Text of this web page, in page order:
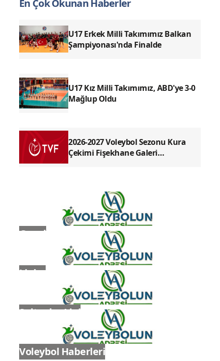
En Çok Okunan Haberler
U17 Erkek Milli Takımımız Balkan
Şampiyonası'nda Finalde
U17 Kız Milli Takımımız, ABD'ye 3-0
Mağlup Oldu
2026-2027 Voleybol Sezonu Kura
Çekimi Fişekhane Galeri
Genel
Ligler
Sultanlar Ligi
Voleybol Haberleri